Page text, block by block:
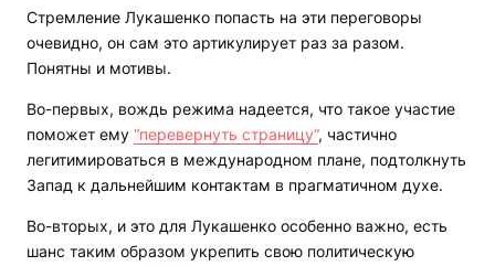
Стремление Лукашенко попасть на эти переговоры
очевидно, он сам это артикулирует раз за разом.
Понятны и мотивы.
Во-первых, вождь режима надеется, что такое участие
поможет ему “перевернуть страницу“, частично
легитимироваться в международном плане, подтолкнуть
Запад к дальнейшим контактам в прагматичном духе.
Во-вторых, и это для Лукашенко особенно важно, есть
шанс таким образом укрепить свою политическую